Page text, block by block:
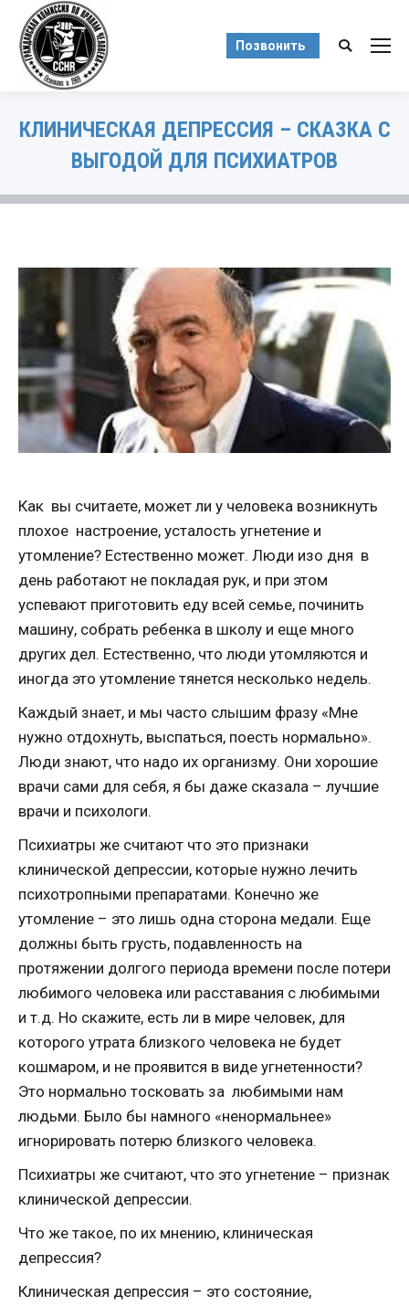
Позвонить Поиск:
КЛИНИЧЕСКАЯ ДЕПРЕССИЯ – СКАЗКА С
ВЫГОДОЙ ДЛЯ ПСИХИАТРОВ
Как вы считаете, может ли у человека возникнуть
плохое настроение, усталость угнетение и
утомление? Естественно может. Люди изо дня в
день работают не покладая рук, и при этом
успевают приготовить еду всей семье, починить
машину, собрать ребенка в школу и еще много
других дел. Естественно, что люди утомляются и
иногда это утомление тянется несколько недель.
Каждый знает, и мы часто слышим фразу «Мне
нужно отдохнуть, выспаться, поесть нормально».
Люди знают, что надо их организму. Они хорошие
врачи сами для себя, я бы даже сказала – лучшие
врачи и психологи.
Психиатры же считают что это признаки
клинической депрессии, которые нужно лечить
психотропными препаратами. Конечно же
утомление – это лишь одна сторона медали. Еще
должны быть грусть, подавленность на
протяжении долгого периода времени после потери
любимого человека или расставания с любимыми
и т.д. Но скажите, есть ли в мире человек, для
которого утрата близкого человека не будет
кошмаром, и не проявится в виде угнетенности?
Это нормально тосковать за любимыми нам
людьми. Было бы намного «ненормальнее»
игнорировать потерю близкого человека.
Психиатры же считают, что это угнетение – признак
клинической депрессии.
Что же такое, по их мнению, клиническая
депрессия?
Клиническая депрессия – это состояние,